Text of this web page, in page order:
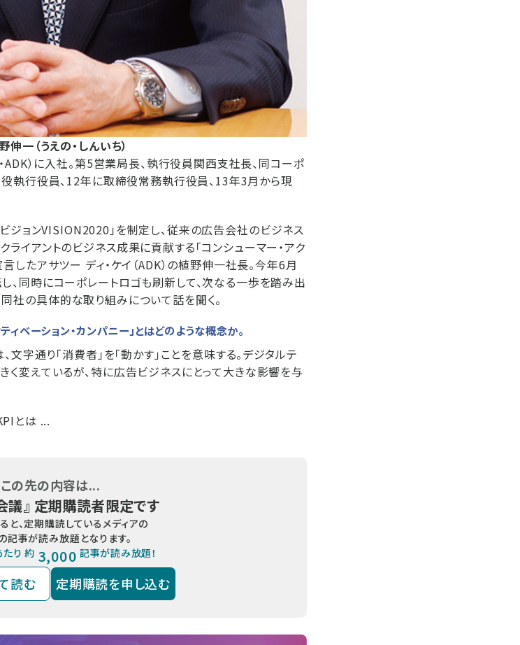
一（うえの・しんいち）
）に入社。第5営業局長、執行役員関西支社長、同コーポ
執行役員、12年に取締役常務執行役員、13年3月から現
ジョンVISION2020」を制定し、従来の広告会社のビジネス
イアントのビジネス成果に貢献する「コンシューマー・アク
したアサツー ディ・ケイ（ADK）の植野伸一社長。今年6月
、同時にコーポレートロゴも刷新して、次なる一歩を踏み出
同社の具体的な取り組みについて話を聞く。
ベーション・カンパニー」とはどのような概念か。
文字通り「消費者」を「動かす」ことを意味する。デジタルテ
く変えているが、特に広告ビジネスにとって大きな影響を与
とは ...
この先の内容は...
議』 定期購読者限定です
と、定期購読しているメディアの
記事が読み放題となります。
たり 約 3,000 記事が読み放題！
読む 定期購読を申し込む